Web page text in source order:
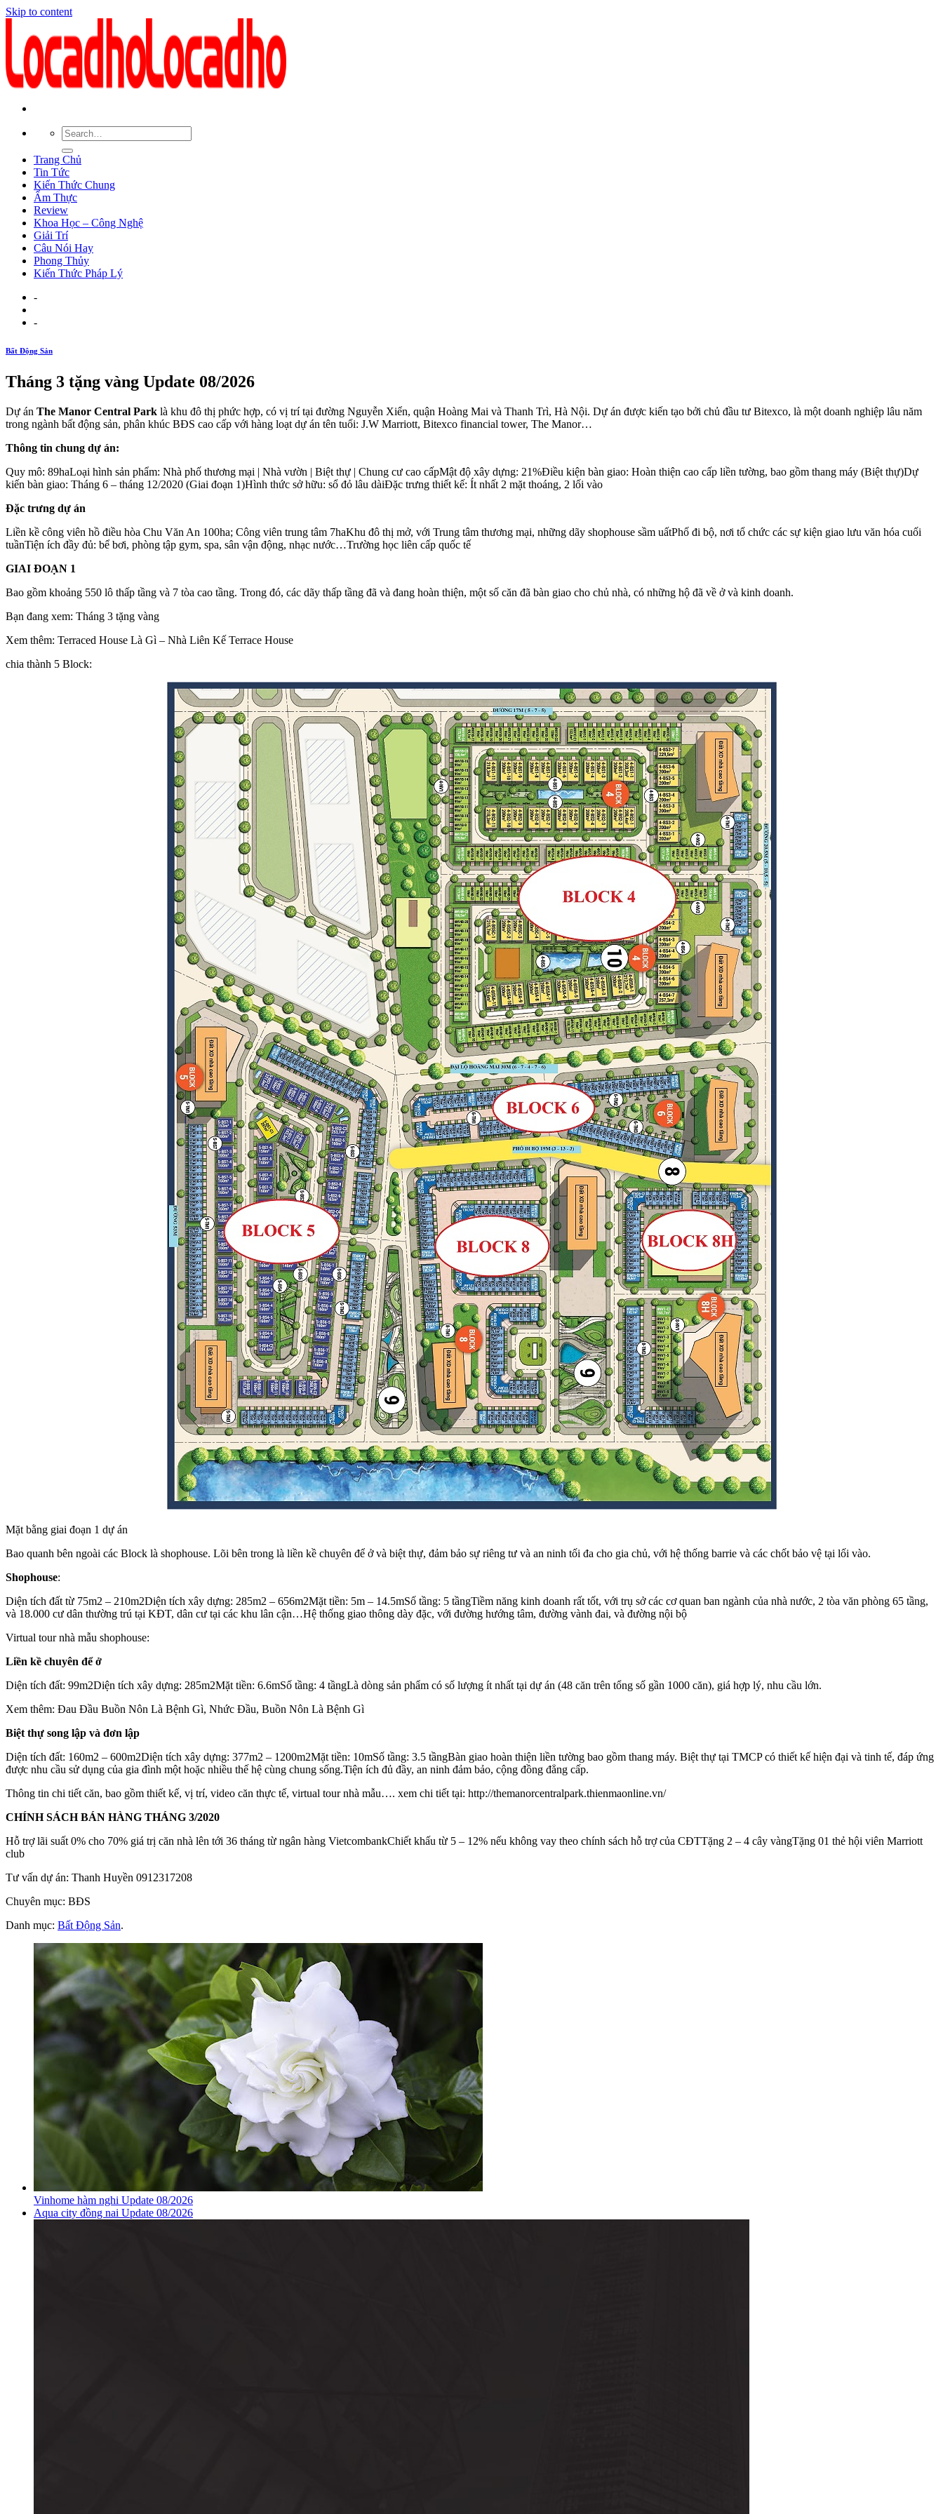
Skip to content
Trang Chủ
Tin Tức
Kiến Thức Chung
Ẩm Thực
Review
Khoa Học – Công Nghệ
Giải Trí
Câu Nói Hay
Phong Thủy
Kiến Thức Pháp Lý
-
-
Bất Động Sản
Tháng 3 tặng vàng Update 08/2026
Dự án The Manor Central Park là khu đô thị phức hợp, có vị trí tại đường Nguyễn Xiển, quận Hoàng Mai và Thanh Trì, Hà Nội. Dự án được kiến tạo bởi chủ đầu tư Bitexco, là một doanh nghiệp lâu năm
trong ngành bất động sản, phân khúc BĐS cao cấp với hàng loạt dự án tên tuổi: J.W Marriott, Bitexco financial tower, The Manor…
Thông tin chung dự án:
Quy mô: 89haLoại hình sản phẩm: Nhà phố thương mại | Nhà vườn | Biệt thự | Chung cư cao cấpMật độ xây dựng: 21%Điều kiện bàn giao: Hoàn thiện cao cấp liền tường, bao gồm thang máy (Biệt thự)Dự
kiến bàn giao: Tháng 6 – tháng 12/2020 (Giai đoạn 1)Hình thức sở hữu: sổ đỏ lâu dàiĐặc trưng thiết kế: Ít nhất 2 mặt thoáng, 2 lối vào
Đặc trưng dự án
Liền kề công viên hồ điều hòa Chu Văn An 100ha; Công viên trung tâm 7haKhu đô thị mở, với Trung tâm thương mại, những dãy shophouse sầm uấtPhố đi bộ, nơi tổ chức các sự kiện giao lưu văn hóa cuối
tuầnTiện ích đầy đủ: bể bơi, phòng tập gym, spa, sân vận động, nhạc nước…Trường học liên cấp quốc tế
GIAI ĐOẠN 1
Bao gồm khoảng 550 lô thấp tầng và 7 tòa cao tầng. Trong đó, các dãy thấp tầng đã và đang hoàn thiện, một số căn đã bàn giao cho chủ nhà, có những hộ đã về ở và kinh doanh.
Bạn đang xem: Tháng 3 tặng vàng
Xem thêm: Terraced House Là Gì – Nhà Liên Kế Terrace House
chia thành 5 Block:
Mặt bằng giai đoạn 1 dự án
Bao quanh bên ngoài các Block là shophouse. Lõi bên trong là liền kề chuyên để ở và biệt thự, đảm bảo sự riêng tư và an ninh tối đa cho gia chủ, với hệ thống barrie và các chốt bảo vệ tại lối vào.
Shophouse:
Diện tích đất từ 75m2 – 210m2Diện tích xây dựng: 285m2 – 656m2Mặt tiền: 5m – 14.5mSố tầng: 5 tầngTiềm năng kinh doanh rất tốt, với trụ sở các cơ quan ban ngành của nhà nước, 2 tòa văn phòng 65 tầng,
và 18.000 cư dân thường trú tại KĐT, dân cư tại các khu lân cận…Hệ thống giao thông dày đặc, với đường hướng tâm, đường vành đai, và đường nội bộ
Virtual tour nhà mẫu shophouse:
Liền kề chuyên để ở
Diện tích đất: 99m2Diện tích xây dựng: 285m2Mặt tiền: 6.6mSố tầng: 4 tầngLà dòng sản phẩm có số lượng ít nhất tại dự án (48 căn trên tổng số gần 1000 căn), giá hợp lý, nhu cầu lớn.
Xem thêm: Đau Đầu Buồn Nôn Là Bệnh Gì, Nhức Đầu, Buồn Nôn Là Bệnh Gì
Biệt thự song lập và đơn lập
Diện tích đất: 160m2 – 600m2Diện tích xây dựng: 377m2 – 1200m2Mặt tiền: 10mSố tầng: 3.5 tầngBàn giao hoàn thiện liền tường bao gồm thang máy. Biệt thự tại TMCP có thiết kế hiện đại và tinh tế, đáp ứng
được nhu cầu sử dụng của gia đình một hoặc nhiều thế hệ cùng chung sống.Tiện ích đủ đầy, an ninh đảm bảo, cộng đồng đẳng cấp.
Thông tin chi tiết căn, bao gồm thiết kế, vị trí, video căn thực tế, virtual tour nhà mẫu…. xem chi tiết tại: http://themanorcentralpark.thienmaonline.vn/
CHÍNH SÁCH BÁN HÀNG THÁNG 3/2020
Hỗ trợ lãi suất 0% cho 70% giá trị căn nhà lên tới 36 tháng từ ngân hàng VietcombankChiết khấu từ 5 – 12% nếu không vay theo chính sách hỗ trợ của CĐTTặng 2 – 4 cây vàngTặng 01 thẻ hội viên Marriott
club
Tư vấn dự án: Thanh Huyền 0912317208
Chuyên mục: BĐS
Danh mục: Bất Động Sản.
Vinhome hàm nghi Update 08/2026
Aqua city đồng nai Update 08/2026